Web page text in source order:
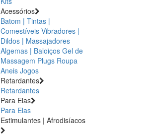
Acessórios
Batom | Tintas |
Comestíveis Vibradores |
Dildos | Massajadores
Algemas | Baloiços Gel de
Massagem Plugs Roupa
Aneis Jogos
Retardantes
Retardantes
Para Elas
Para Elas
Estimulantes | Afrodisíacos